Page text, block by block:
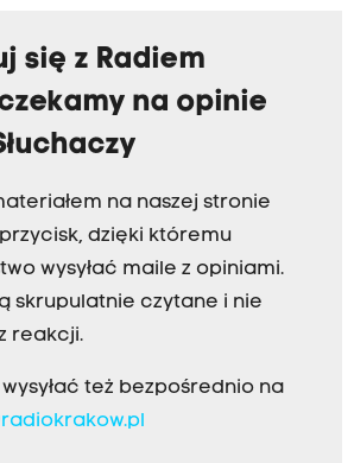
się z Radiem
na opinie
na naszej stronie
dzięki któremu
wysyłać maile z opiniami.
skrupulatnie czytane i nie
reakcji.
też bezpośrednio na